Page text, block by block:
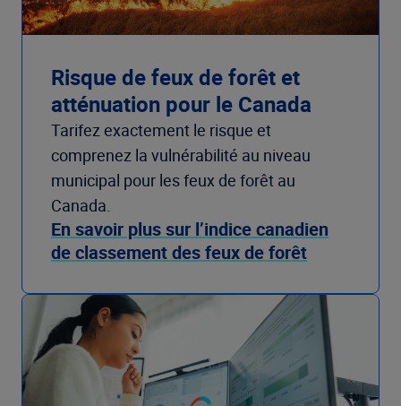
Risque de feux de forêt et
atténuation pour le Canada
Tarifez exactement le risque et
comprenez la vulnérabilité au niveau
municipal pour les feux de forêt au
Canada.
En savoir plus sur l’indice canadien
de classement des feux de forêt